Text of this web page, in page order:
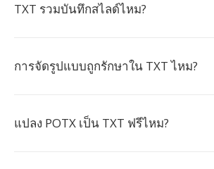
TXT รวมบันทึกสไลด์ไหม?
การจัดรูปแบบถูกรักษาใน TXT ไหม?
แปลง POTX เป็น TXT ฟรีไหม?